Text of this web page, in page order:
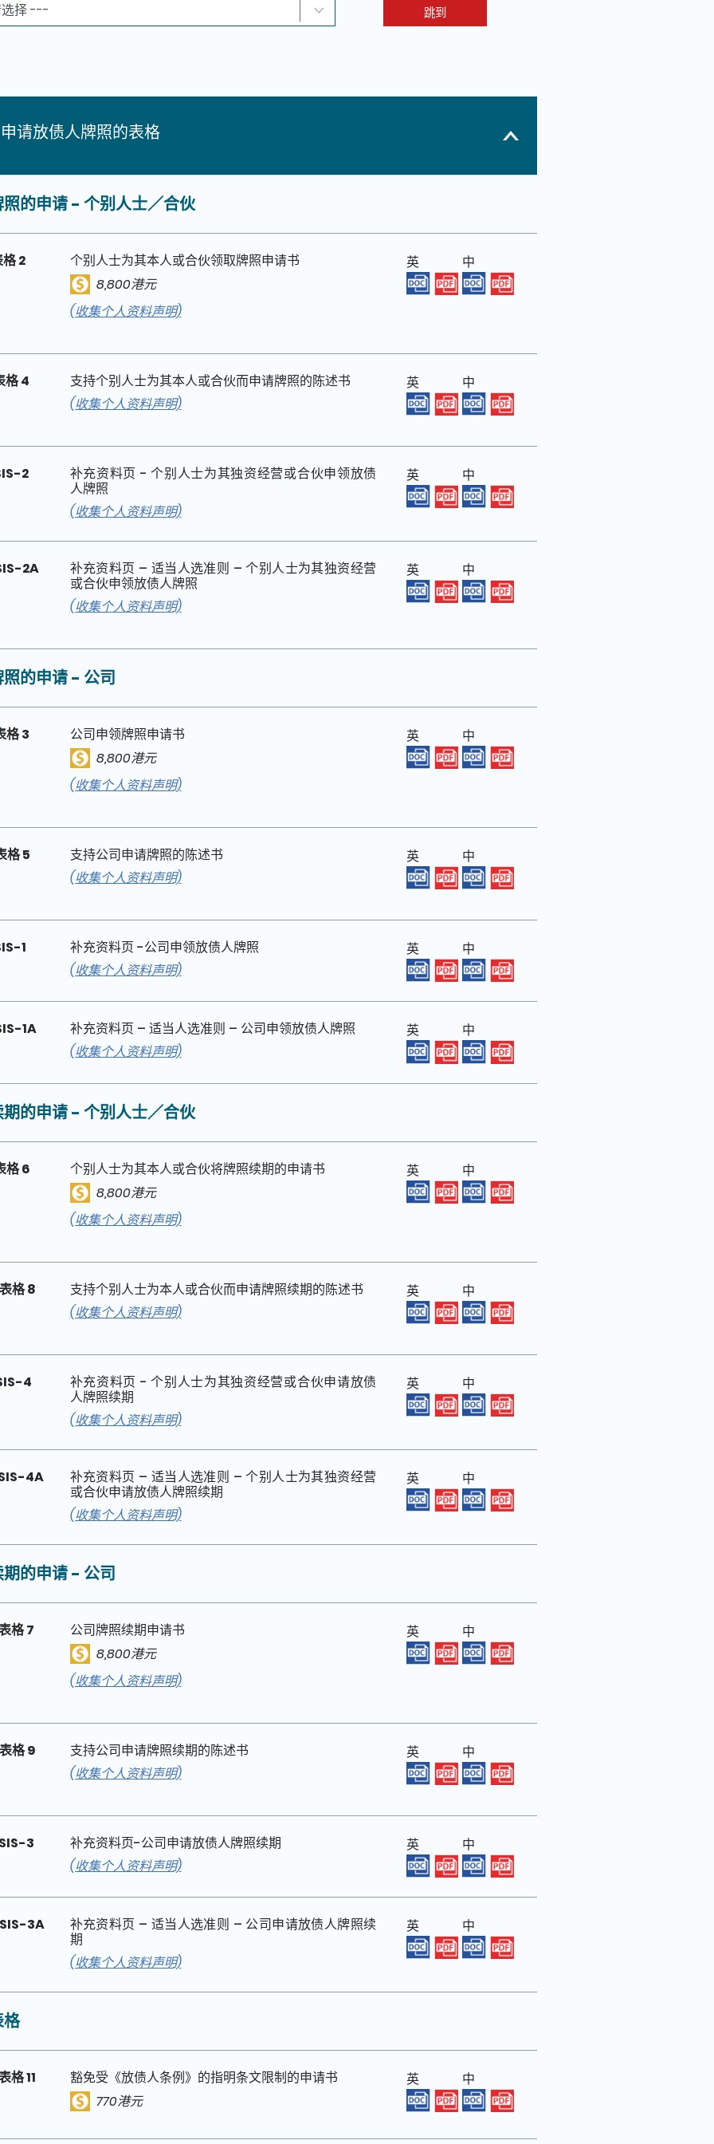
跳到
请放债人牌照的表格
的申请 - 个别人士／合伙
2
个别人士为其本人或合伙领取牌照申请书
8,800港元
(收集个人资料声明)
英 中
格 4
支持个别人士为其本人或合伙而申请牌照的陈述书
(收集个人资料声明)
英 中
2
补充资料页 - 个别人士为其独资经营或合伙申领放债
人牌照
(收集个人资料声明)
英 中
2A
补充资料页 – 适当人选准则 – 个别人士为其独资经营
或合伙申领放债人牌照
(收集个人资料声明)
英 中
的申请 - 公司
格 3
公司申领牌照申请书
8,800港元
(收集个人资料声明)
英 中
格 5
支持公司申请牌照的陈述书
(收集个人资料声明)
英 中
1
补充资料页 -公司申领放债人牌照
(收集个人资料声明)
英 中
1A
补充资料页 – 适当人选准则 – 公司申领放债人牌照
(收集个人资料声明)
英 中
期的申请 - 个别人士／合伙
格 6
个别人士为其本人或合伙将牌照续期的申请书
8,800港元
(收集个人资料声明)
英 中
表格 8
支持个别人士为本人或合伙而申请牌照续期的陈述书
(收集个人资料声明)
英 中
4
补充资料页 - 个别人士为其独资经营或合伙申请放债
人牌照续期
(收集个人资料声明)
英 中
4A
补充资料页 – 适当人选准则 – 个别人士为其独资经营
或合伙申请放债人牌照续期
(收集个人资料声明)
英 中
的申请 - 公司
格 7
公司牌照续期申请书
8,800港元
(收集个人资料声明)
英 中
表格 9
支持公司申请牌照续期的陈述书
(收集个人资料声明)
英 中
SIS-3
补充资料页-公司申请放债人牌照续期
(收集个人资料声明)
英 中
SIS-3A
补充资料页 – 适当人选准则 – 公司申请放债人牌照续
期
(收集个人资料声明)
英 中
格 11
豁免受《放债人条例》的指明条文限制的申请书
770港元
英 中